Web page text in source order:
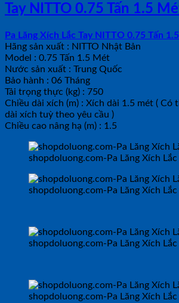
Tay NITTO 0.75 Tấn 1.5
Pa Lăng Xích Lắc Tay NITTO 0.75 Tấn
Hãng sản xuất : NITTO Nhật Bản
Model : 0.75 Tấn 1.5 Mét
Nước sản xuất : Trung Quốc
Bảo hành : 06 Tháng
Tải trọng thực (kg) : 750
Chiều dài xích (m) : Xích dài 1.5 mét ( Có
dài xích tuỳ theo yêu cầu )
Chiều cao nâng hạ (m) : 1.5
shopdoluong.com-Pa Lăng Xích
shopdoluong.com-Pa Lăng Xích
shopdoluong.com-Pa Lăng Xích
shopdoluong.com-Pa Lăng Xích